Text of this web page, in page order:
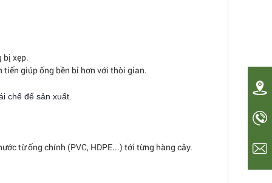
bị xẹp.
giúp ống bền bỉ hơn với thòi gian.
chế để sản xuất.
từ ống chính (PVC, HDPE...) tới từng hàng cây.